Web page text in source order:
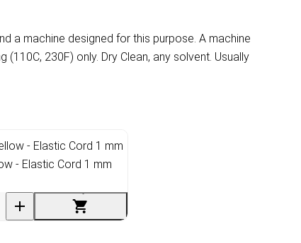
a machine designed for this purpose. A machine
230F) only. Dry Clean, any solvent. Usually
- Elastic Cord 1 mm